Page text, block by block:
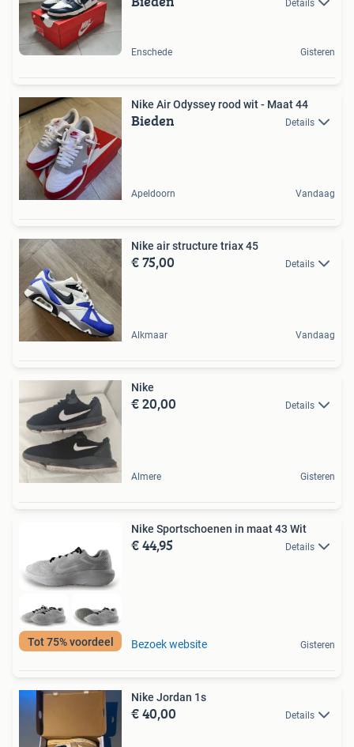
Details
Enschede Gisteren
Nike Air Odyssey rood wit - Maat 44
Bieden Details
Apeldoorn Vandaag
Nike air structure triax 45
€ 75,00 Details
Alkmaar Vandaag
Nike
€ 20,00 Details
Almere Gisteren
Tot 75% voordeel
Nike Sportschoenen in maat 43 Wit
€ 44,95 Details
Bezoek website Gisteren
Nike Jordan 1s
€ 40,00 Details